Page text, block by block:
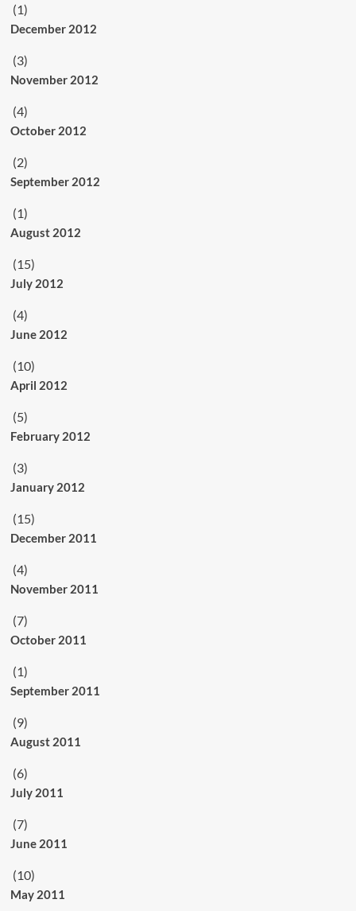
(1)
December 2012
(3)
November 2012
(4)
October 2012
(2)
September 2012
(1)
August 2012
(15)
July 2012
(4)
June 2012
(10)
April 2012
(5)
February 2012
(3)
January 2012
(15)
December 2011
(4)
November 2011
(7)
October 2011
(1)
September 2011
(9)
August 2011
(6)
July 2011
(7)
June 2011
(10)
May 2011